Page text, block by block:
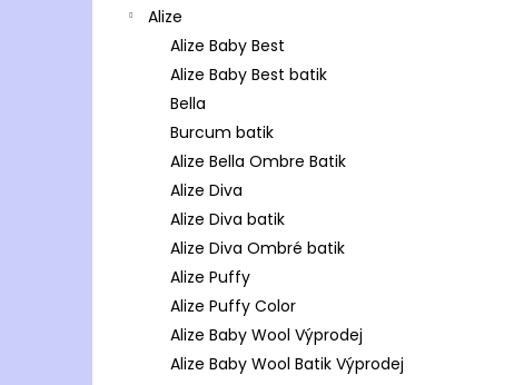
Alize
Alize Baby Best
Alize Baby Best batik
Bella
Burcum batik
Alize Bella Ombre Batik
Alize Diva
Alize Diva batik
Alize Diva Ombré batik
Alize Puffy
Alize Puffy Color
Alize Baby Wool Výprodej
Alize Baby Wool Batik Výprodej